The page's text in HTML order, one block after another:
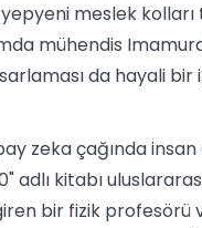
yepyeni meslek
mühendis
da hayali bir
zeka çağında insan
adlı kitabı
bir fizik profesörü